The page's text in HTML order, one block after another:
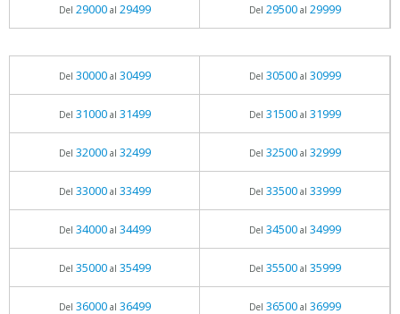
Del 29000al 29499 Del 29500al 29999
Del 30000al 30499 Del 30500al 30999
Del 31000al 31499 Del 31500al 31999
Del 32000al 32499 Del 32500al 32999
Del 33000al 33499 Del 33500al 33999
Del 34000al 34499 Del 34500al 34999
Del 35000al 35499 Del 35500al 35999
Del 36000al 36499 Del 36500al 36999